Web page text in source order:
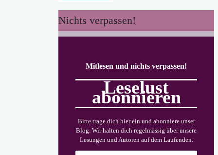
gutes
Neues
vielen
interessanten
Veranstaltungen
wartet
auf
Sie!"
Nichts verpassen!
Mitlesen und nichts verpassen!
Leselust
abonnieren
Bitte trage dich hier ein und abonniere unser
Blog. Wir halten dich regelmässig über unsere
Lesungen und Autoren auf dem Laufenden.